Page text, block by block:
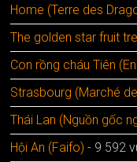
Home (Terre des
The golden star fruit
Con rồng cháu Tiên
Strasbourg (Marché
Thái Lan (Nguồn gốc
Hội An (Faifo) - 9 592